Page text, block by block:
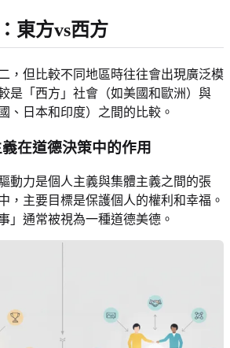
東方vs西方
，但比較不同地區時往往會出現廣泛模
是「西方」社會（如美國和歐洲）與
、日本和印度）之間的比較。
在道德決策中的作用
動力是個人主義與集體主義之間的張
，主要目標是保護個人的權利和幸福。
」通常被視為一種道德美德。